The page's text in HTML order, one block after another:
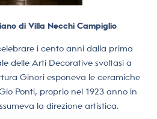
di Villa Necchi Campiglio
i cento anni dalla prima
delle Arti Decorative svoltasi a
Ginori esponeva le ceramiche
Ponti, proprio nel 1923 anno in
la direzione artistica.